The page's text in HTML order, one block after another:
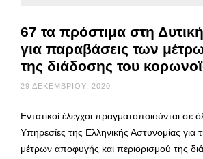
67 τα πρόστιμα στη
για παραβάσεις των
της διάδοσης του
29 ΔΕΚΕΜΒΡΊΟΥ, 2020
Εντατικοί έλεγχοι πραγματοποιούνται σε
Υπηρεσίες της Ελληνικής Αστυνομίας
μέτρων αποφυγής και περιορισμού της